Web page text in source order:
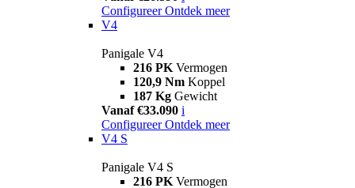
Configureer Ontdek meer
V4
Panigale V4
216 PK Vermogen
120,9 Nm Koppel
187 Kg Gewicht
Vanaf €33.090 i
Configureer Ontdek meer
V4 S
Panigale V4 S
216 PK Vermogen